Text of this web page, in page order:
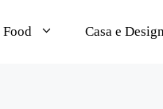
Food Casa e